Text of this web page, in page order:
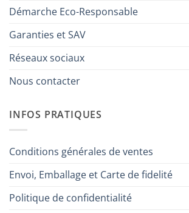
Démarche Eco-Responsable
Garanties et SAV
Réseaux sociaux
Nous contacter
INFOS PRATIQUES
Conditions générales de ventes
Envoi, Emballage et Carte de fidelité
Politique de confidentialité